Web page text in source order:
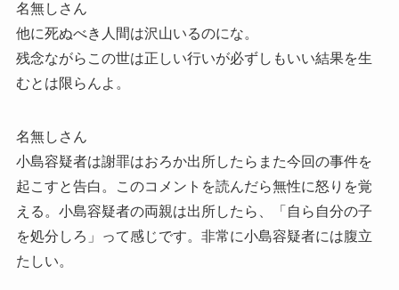
名無しさん
他に死ぬべき人間は沢山いるのにな。
残念ながらこの世は正しい行いが必ずしもいい結果を生
むとは限らんよ。
名無しさん
小島容疑者は謝罪はおろか出所したらまた今回の事件を
起こすと告白。このコメントを読んだら無性に怒りを覚
える。小島容疑者の両親は出所したら、「自ら自分の子
を処分しろ」って感じです。非常に小島容疑者には腹立
たしい。